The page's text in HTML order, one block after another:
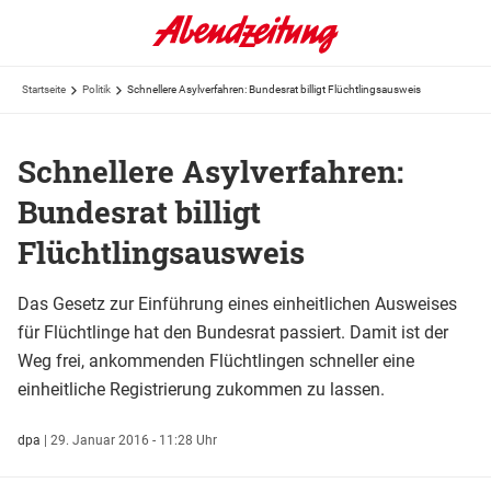
Startseite Politik Schnellere Asylverfahren: Bundesrat billigt Flüchtlingsausweis
Schnellere Asylverfahren:
Bundesrat billigt
Flüchtlingsausweis
Das Gesetz zur Einführung eines einheitlichen Ausweises
für Flüchtlinge hat den Bundesrat passiert. Damit ist der
Weg frei, ankommenden Flüchtlingen schneller eine
einheitliche Registrierung zukommen zu lassen.
dpa | 29. Januar 2016 - 11:28 Uhr